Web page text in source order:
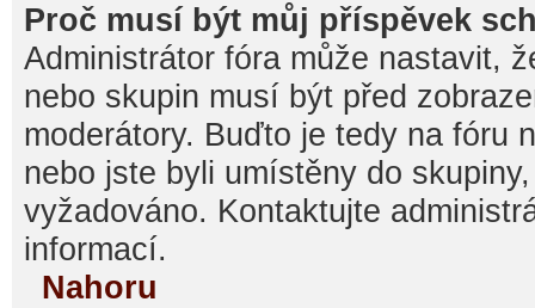
Proč musí být můj příspěvek
Administrátor fóra může nastavit,
nebo skupin musí být před
moderátory. Buďto je tedy na fóru
nebo jste byli umístěny do
vyžadováno. Kontaktujte
informací.
Nahoru